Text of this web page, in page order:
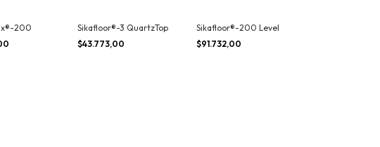
200
Sikafloor®-3 QuartzTop
$43.773,00
Sikafloor®-200 Level
$91.732,00